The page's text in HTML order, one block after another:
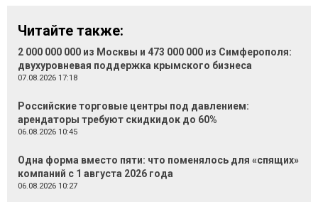
Читайте также:
2 000 000 000 из Москвы и 473 000 000 из Симферополя:
двухуровневая поддержка крымского бизнеса
07.08.2026 17:18
Российские торговые центры под давлением:
арендаторы требуют скидкидок до 60%
06.08.2026 10:45
Одна форма вместо пяти: что поменялось для «спящих»
компаний с 1 августа 2026 года
06.08.2026 10:27